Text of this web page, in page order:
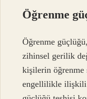
Öğrenme
Öğrenme
zihinsel gerilik
kişilerin öğrenme
engellilikle ilişkili